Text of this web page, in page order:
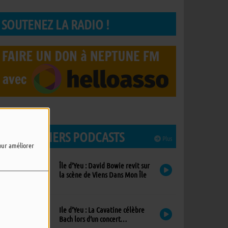
améliorer
SOUTENEZ LA RADIO !
Plus
LES DERNIERS PODCASTS
Île d’Yeu : David Bowie revit sur
la scène de Viens Dans Mon Île
Ile d’Yeu : La Cavatine célèbre
Bach lors d’un concert